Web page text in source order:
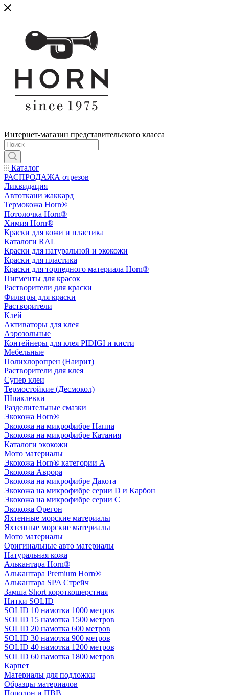
Интернет-магазин представительского класса
Каталог
РАСПРОДАЖА отрезов
Ликвидация
Автоткани жаккард
Термокожа Horn®
Потолочка Horn®
Химия Horn®
Краски для кожи и пластика
Каталоги RAL
Краски для натуральной и экокожи
Краски для пластика
Краски для торпедного материала Horn®
Пигменты для красок
Растворители для краски
Фильтры для краски
Растворители
Клей
Активаторы для клея
Аэрозольные
Контейнеры для клея PIDIGI и кисти
Мебельные
Полихлоропрен (Наирит)
Растворители для клея
Супер клеи
Термостойкие (Десмокол)
Шпаклевки
Разделительные смазки
Экокожа Horn®
Экокожа на микрофибре Наппа
Экокожа на микрофибре Катания
Каталоги экокожи
Мото материалы
Экокожа Horn® категории A
Экокожа Аврора
Экокожа на микрофибре Дакота
Экокожа на микрофибре серии D и Карбон
Экокожа на микрофибре серии С
Экокожа Орегон
Яхтенные морские материалы
Яхтенные морские материалы
Мото материалы
Оригинальные авто материалы
Натуральная кожа
Алькантара Horn®
Алькантара Premium Horn®
Алькантара SPA Стрейч
Замша Short короткошерстная
Нитки SOLID
SOLID 10 намотка 1000 метров
SOLID 15 намотка 1500 метров
SOLID 20 намотка 600 метров
SOLID 30 намотка 900 метров
SOLID 40 намотка 1200 метров
SOLID 60 намотка 1800 метров
Карпет
Материалы для подложки
Образцы материалов
Поролон и ПВВ